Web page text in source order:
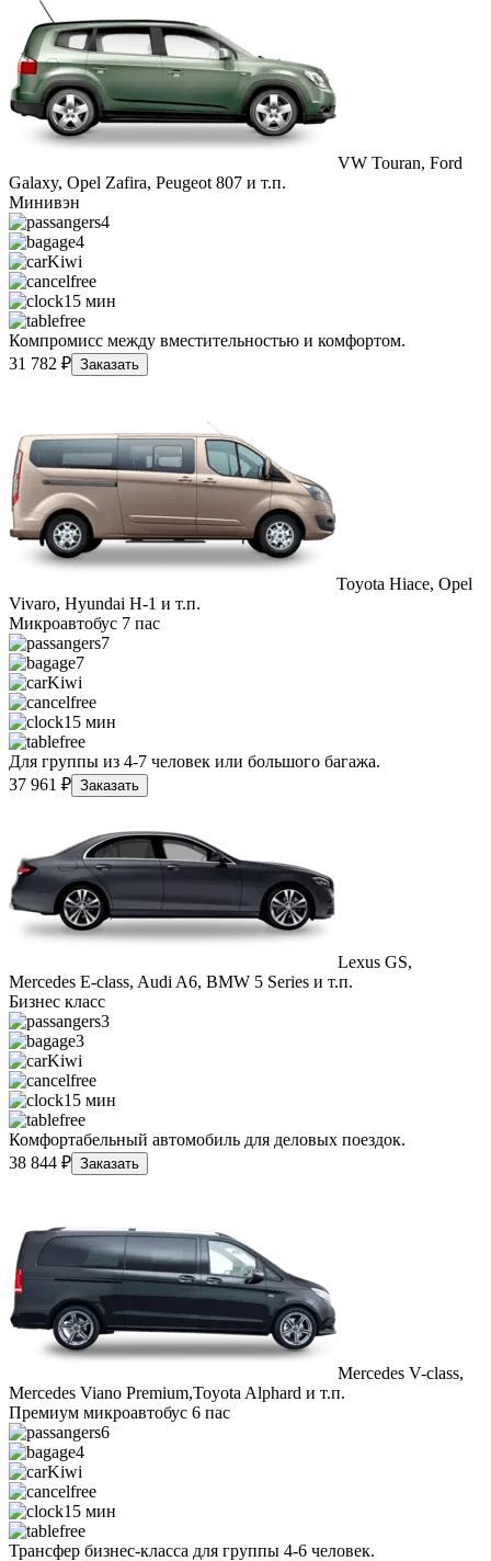
VW Touran, Ford
Galaxy, Opel Zafira, Peugeot 807 и т.п.
Минивэн
4
4
Kiwi
free
15 мин
free
Компромисс между вместительностью и комфортом.
31 782 ₽ Заказать
Toyota Hiace, Opel
Vivaro, Hyundai H-1 и т.п.
Микроавтобус 7 пас
7
7
Kiwi
free
15 мин
free
Для группы из 4-7 человек или большого багажа.
37 961 ₽ Заказать
Lexus GS,
Mercedes E-class, Audi A6, BMW 5 Series и т.п.
Бизнес класс
3
3
Kiwi
free
15 мин
free
Комфортабельный автомобиль для деловых поездок.
38 844 ₽ Заказать
Mercedes V-class,
Mercedes Viano Premium,Toyota Alphard и т.п.
Премиум микроавтобус 6 пас
6
4
Kiwi
free
15 мин
free
Трансфер бизнес-класса для группы 4-6 человек.